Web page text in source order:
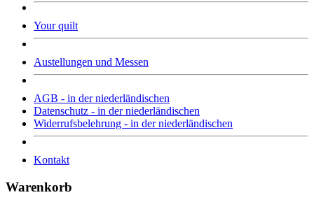
Your quilt
Austellungen und Messen
AGB - in der niederländischen
Datenschutz - in der niederländischen
Widerrufsbelehrung - in der niederländischen
Kontakt
Warenkorb